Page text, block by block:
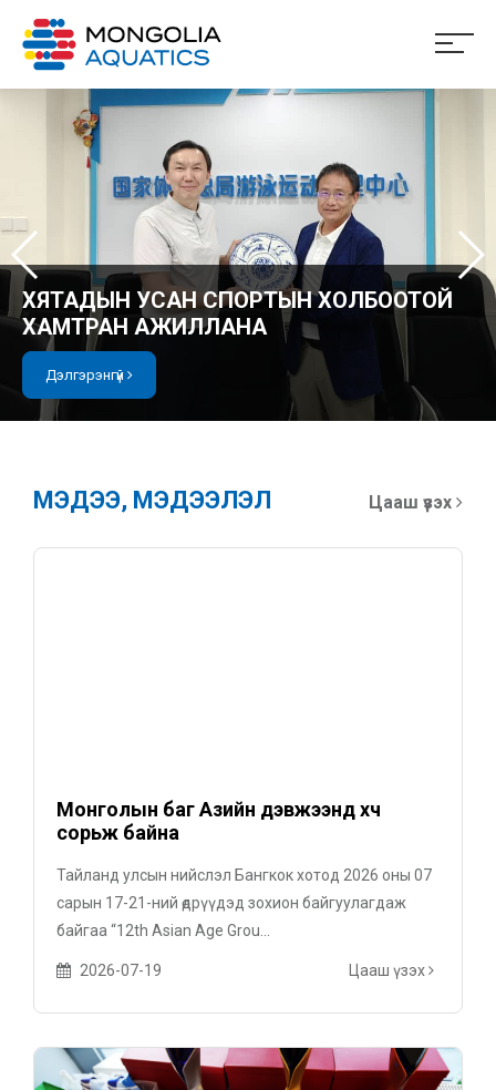
ХЯТАДЫН УСАН СПОРТЫН ХОЛБООТОЙ
ХАМТРАН АЖИЛЛАНА
Дэлгэрэнгүй
МЭДЭЭ, МЭДЭЭЛЭЛ Цааш үзэх
Монголын баг Азийн дэвжээнд хүч
сорьж байна
Тайланд улсын нийслэл Бангкок хотод 2026 оны 07
сарын 17-21-ний өдрүүдэд зохион байгуулагдаж
байгаа “12th Asian Age Grou...
2026-07-19 Цааш үзэх